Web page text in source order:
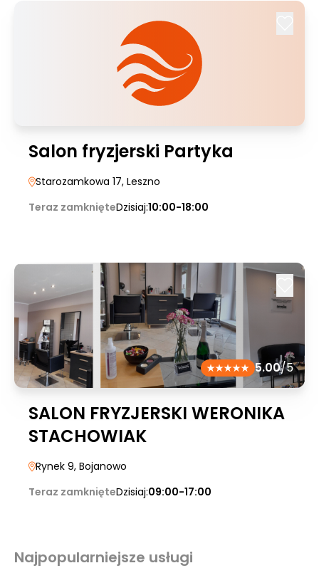
Salon fryzjerski Partyka
Starozamkowa 17, Leszno
Teraz zamknięteDzisiaj:10:00-18:00
5.00/5
SALON FRYZJERSKI WERONIKA
STACHOWIAK
Rynek 9, Bojanowo
Teraz zamknięteDzisiaj:09:00-17:00
Najpopularniejsze usługi